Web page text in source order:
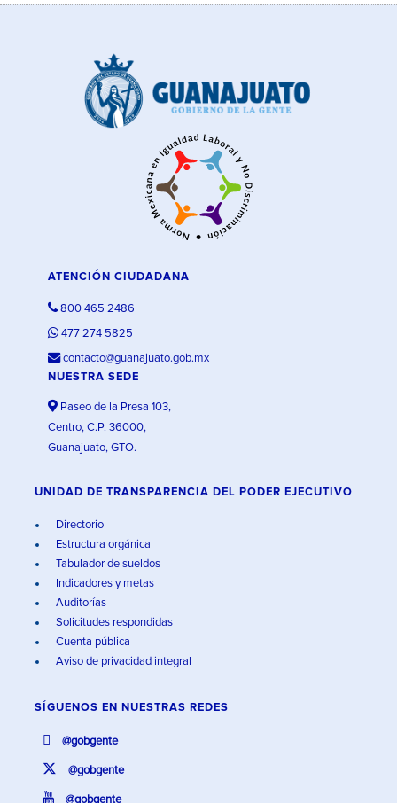
ATENCIÓN CIUDADANA
800 465 2486
477 274 5825
contacto@guanajuato.gob.mx
NUESTRA SEDE
Paseo de la Presa 103,
Centro, C.P. 36000,
Guanajuato, GTO.
UNIDAD DE TRANSPARENCIA DEL PODER EJECUTIVO
Directorio
Estructura orgánica
Tabulador de sueldos
Indicadores y metas
Auditorías
Solicitudes respondidas
Cuenta pública
Aviso de privacidad integral
SÍGUENOS EN NUESTRAS REDES
@gobgente
@gobgente
@gobgente